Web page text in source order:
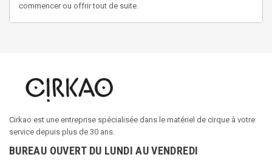
commencer ou offrir tout de suite.
Cirkao est une entreprise spécialisée dans le matériel de cirque à votre
service depuis plus de 30 ans.
BUREAU OUVERT DU LUNDI AU VENDREDI